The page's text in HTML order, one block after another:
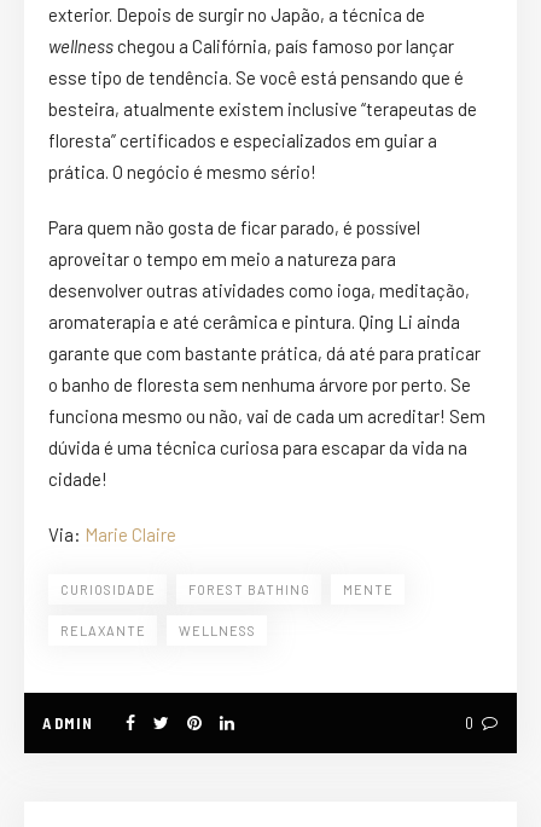
exterior. Depois de surgir no Japão, a técnica de
wellness chegou a Califórnia, país famoso por lançar
esse tipo de tendência. Se você está pensando que é
besteira, atualmente existem inclusive “terapeutas de
floresta” certificados e especializados em guiar a
prática. O negócio é mesmo sério!
Para quem não gosta de ficar parado, é possível
aproveitar o tempo em meio a natureza para
desenvolver outras atividades como ioga, meditação,
aromaterapia e até cerâmica e pintura. Qing Li ainda
garante que com bastante prática, dá até para praticar
o banho de floresta sem nenhuma árvore por perto. Se
funciona mesmo ou não, vai de cada um acreditar! Sem
dúvida é uma técnica curiosa para escapar da vida na
cidade!
Via: Marie Claire
CURIOSIDADE FOREST BATHING MENTE
RELAXANTE WELLNESS
ADMIN 0